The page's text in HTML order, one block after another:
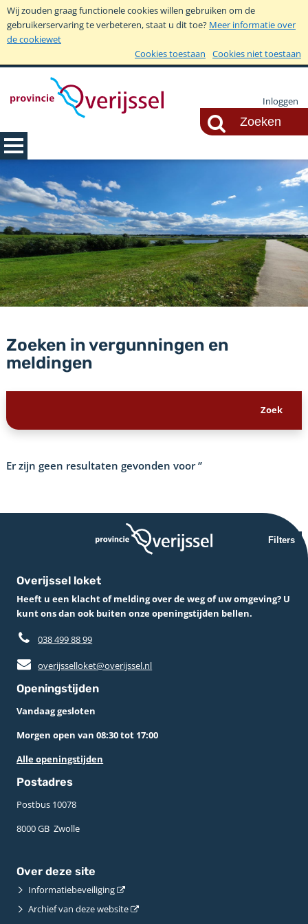
Wij zouden graag functionele cookies willen gebruiken om de
gebruikerservaring te verbeteren, staat u dit toe? Meer informatie over
de cookiewet
Cookies toestaan
Cookies niet toestaan
Inloggen
Zoeken in vergunningen en
meldingen
Er zijn geen resultaten gevonden voor‘’
Filters
Overijssel loket
Heeft u een klacht of melding over de weg of uw omgeving? U
kunt ons dan ook buiten onze openingstijden bellen.
038 499 88 99
overijsselloket@overijssel.nl
Openingstijden
Vandaag gesloten
Morgen open van 08:30 tot 17:00
Alle openingstijden
Postadres
Postbus 10078 ­
8000 GB ­ Zwolle
Over deze site
Informatiebeveiliging
Archief van deze website